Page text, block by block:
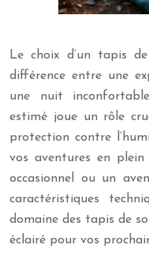
Le choix d’un tapis
différence entre une
une nuit
estimé joue un rôle
protection contre
vos aventures en
occasionnel ou un
caractéristiques
domaine des tapis de
éclairé pour vos